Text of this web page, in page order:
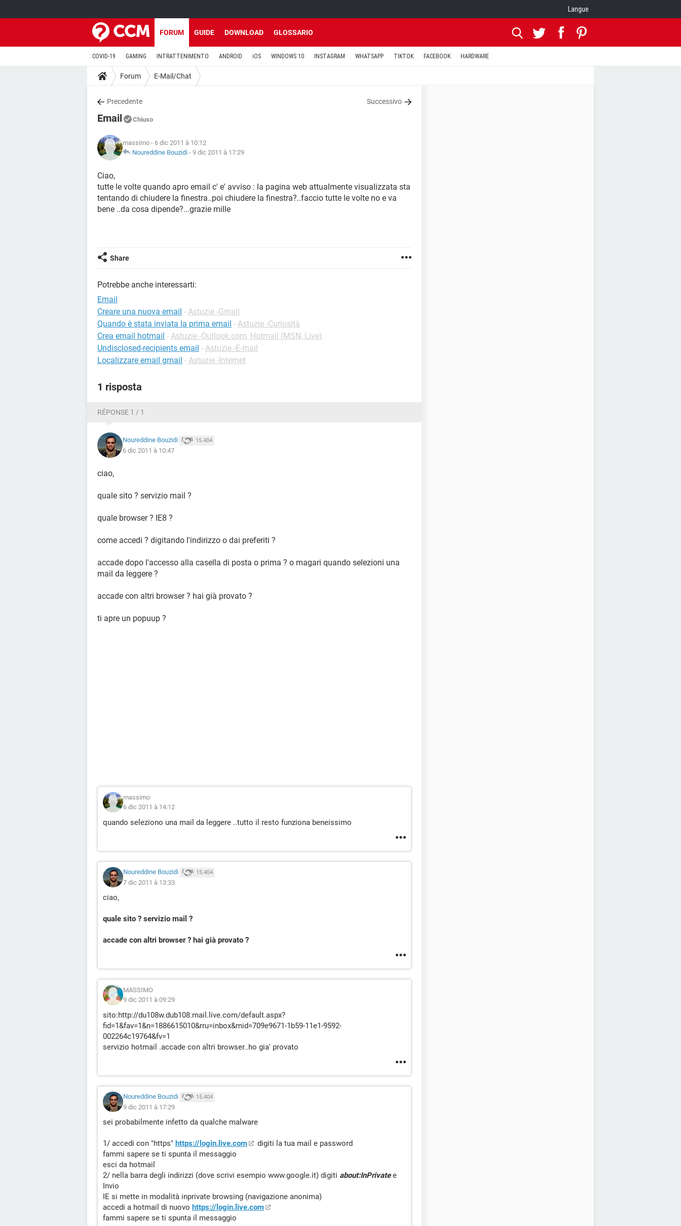
Langue
FORUM GUIDE DOWNLOAD GLOSSARIO
COVID-19 GAMING INTRATTENIMENTO ANDROID iOS WINDOWS 10 INSTAGRAM WHATSAPP TIKTOK FACEBOOK HARDWARE
Forum E-Mail/Chat
Precedente Successivo
Email Chiuso
massimo - 6 dic 2011 à 10:12
Noureddine Bouzidi - 9 dic 2011 à 17:29
Ciao,
tutte le volte quando apro email c' e' avviso : la pagina web attualmente visualizzata sta
tentando di chiudere la finestra..poi chiudere la finestra?..faccio tutte le volte no e va
bene ..da cosa dipende?...grazie mille
Share
Potrebbe anche interessarti:
Email
Creare una nuova email - Astuzie -Gmail
Quando è stata inviata la prima email - Astuzie -Curiosità
Crea email hotmail - Astuzie -Outlook.com, Hotmail (MSN, Live)
Undisclosed-recipients email - Astuzie -E-mail
Localizzare email gmail - Astuzie -Internet
1 risposta
RÉPONSE 1 / 1
Noureddine Bouzidi 15.404
6 dic 2011 à 10:47
ciao,
quale sito ? servizio mail ?
quale browser ? IE8 ?
come accedi ? digitando l'indirizzo o dai preferiti ?
accade dopo l'accesso alla casella di posta o prima ? o magari quando selezioni una
mail da leggere ?
accade con altri browser ? hai già provato ?
ti apre un popuup ?
massimo
6 dic 2011 à 14:12
quando seleziono una mail da leggere ..tutto il resto funziona beneissimo
Noureddine Bouzidi 15.404
7 dic 2011 à 13:33
ciao,
quale sito ? servizio mail ?
accade con altri browser ? hai già provato ?
MASSIMO
9 dic 2011 à 09:29
sito:http://du108w.dub108.mail.live.com/default.aspx?
fid=1&fav=1&n=1886615010&rru=inbox&mid=709e9671-1b59-11e1-9592-
002264c19764&fv=1
servizio hotmail .accade con altri browser..ho gia' provato
Noureddine Bouzidi 15.404
9 dic 2011 à 17:29
sei probabilmente infetto da qualche malware
1/ accedi con "https" https://login.live.com
digiti la tua mail e password
fammi sapere se ti spunta il messaggio
esci da hotmail
2/ nella barra degli indirizzi (dove scrivi esempio www.google.it) digiti about:InPrivatee
Invio
IE si mette in modalità inprivate browsing (navigazione anonima)
accedi a hotmail di nuovo https://login.live.com
fammi sapere se ti spunta il messaggio